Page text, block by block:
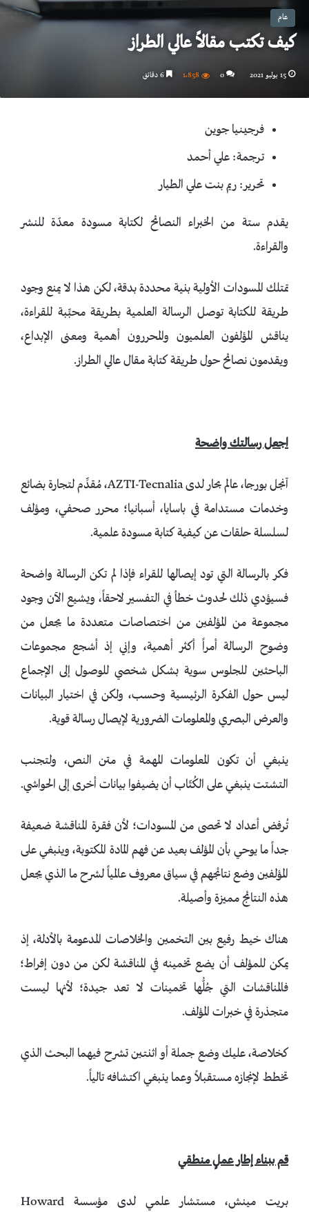
عام
كيف تكتب مقالاً عالي الطراز
15 يوليو 2021 0 1٬858
فرجينيا جوين
ترجمة: علي أحمد
تحرير: ريم بنت علي الطيار
يقدم ستة من الخبراء النصائح لكتابة مسودة معدّة للنشر
والقراءة.
تمتلك المسودات الأولية بنية محددة بدقة، لكن هذا لا يمنع وجود
طريقة للكتابة توصل الرسالة العلمية بطريقة محبِّبة للقراءة،
يناقش المؤلفون العلميون والمحررون أهمية ومعنى الإبداع،
ويقدمون نصائح حول طريقة كتابة مقال عالي الطراز.
اجعل رسالتك واضحة
آنجل بورجا، عالم بحار لدى AZTI-Tecnalia، مُقدِّم لتجارة بضائع
وخدمات مستدامة في باسايا، أسبانيا؛ محرر صحفي، ومؤلف
لسلسلة حلقات عن كيفية كتابة مسودة علمية.
فكر بالرسالة التي تود إيصالها للقراء فإذا لم تكن الرسالة واضحة
فسيؤدي ذلك لحدوث خطأ في التفسير لاحقاً، ويشيع الآن وجود
مجموعة من المؤلفين من اختصاصات متعددة ما يجعل من
وضوح الرسالة أمراً أكثر أهمية، وإني إذ أشجع مجموعات
الباحثين للجلوس سوية بشكل شخصي للوصول إلى الإجماع
ليس حول الفكرة الرئيسية وحسب، ولكن في اختيار البيانات
والعرض البصري والمعلومات الضرورية لإيصال رسالة قوية.
ينبغي أن تكون المعلومات المهمة في متن النص، ولتجنب
التشتت ينبغي على الكُتّاب أن يضيفوا بيانات أخرى إلى الحواشي.
تُرفض أعداد لا تحصى من المسودات؛ لأن فقرة المناقشة ضعيفة
جداً ما يوحي بأن المؤلف بعيد عن فهم المادة المكتوبة، وينبغي على
المؤلفين وضع نتائجهم في سياق معروف عالمياً لشرح ما الذي يجعل
هذه النتائج مميزة وأصيلة.
هناك خيط رفيع بين التخمين والخلاصات المدعومة بالأدلة، إذ
يمكن للمؤلف أن يضع تخمينه في المناقشة لكن من دون إفراط؛
فالمناقشات التي جُلُّها تخمينات لا تعد جيدة؛ لأنها ليست
متجذرة في خبرات المؤلف.
كخلاصة، عليك وضع جملة أو اثنتين تشرح فيهما البحث الذي
تخطط لإنجازه مستقبلاً وعما ينبغي اكتشافه تالياً.
قم ببناء إطار عملٍ منطقي
بريت مينش، مستشار علمي لدى مؤسسة Howard